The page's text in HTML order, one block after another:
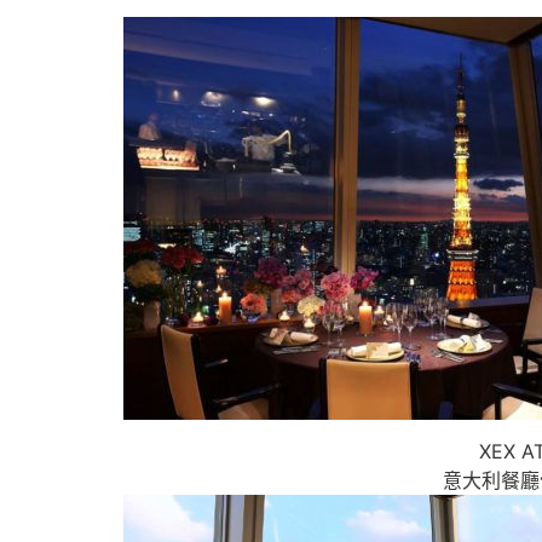
XEX
意大利餐